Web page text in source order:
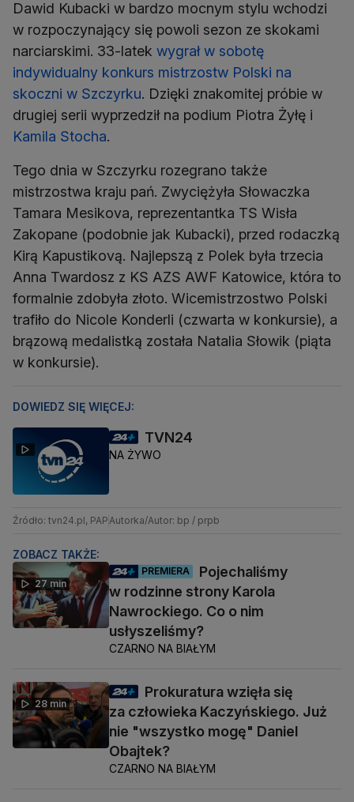
Dawid Kubacki w bardzo mocnym stylu wchodzi
w rozpoczynający się powoli sezon ze skokami
narciarskimi. 33-latek wygrał w sobotę
indywidualny konkurs mistrzostw Polski na
skoczni w Szczyrku. Dzięki znakomitej próbie w
drugiej serii wyprzedził na podium Piotra Żyłę i
Kamila Stocha.
Tego dnia w Szczyrku rozegrano także
mistrzostwa kraju pań. Zwyciężyła Słowaczka
Tamara Mesikova, reprezentantka TS Wisła
Zakopane (podobnie jak Kubacki), przed rodaczką
Kirą Kapustikovą. Najlepszą z Polek była trzecia
Anna Twardosz z KS AZS AWF Katowice, która to
formalnie zdobyła złoto. Wicemistrzostwo Polski
trafiło do Nicole Konderli (czwarta w konkursie), a
brązową medalistką została Natalia Słowik (piąta
w konkursie).
DOWIEDZ SIĘ WIĘCEJ:
TVN24
NA ŻYWO
Źródło: tvn24.pl, PAP Autorka/Autor: bp / prpb
ZOBACZ TAKŻE:
27 min
PREMIERA
Pojechaliśmy
w rodzinne strony Karola
Nawrockiego. Co o nim
usłyszeliśmy?
CZARNO NA BIAŁYM
28 min
Prokuratura wzięła się
za człowieka Kaczyńskiego. Już
nie "wszystko mogę" Daniel
Obajtek?
CZARNO NA BIAŁYM